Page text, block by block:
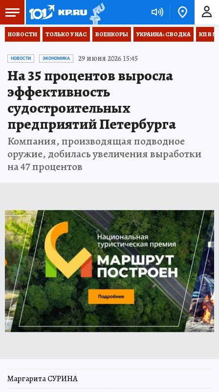
НОВОСТИ ТОЛЬКО У НАС ВОЕНКОРЫ УКРАИНА: СВОДКА КП В
НОВОСТИ ЭКОНОМИКА 29 июня 2026 15:45
На 35 процентов выросла
эффективность
судостроительных
предприятий Петербурга
Компания, производящая подводное
оружие, добилась увеличения выработки
на 47 процентов
Маргарита СУРИНА